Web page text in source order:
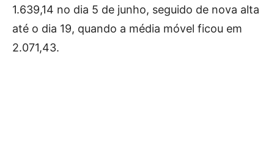
1.639,14 no dia 5 de junho, seguido de nova alta
até o dia 19, quando a média móvel ficou em
2.071,43.